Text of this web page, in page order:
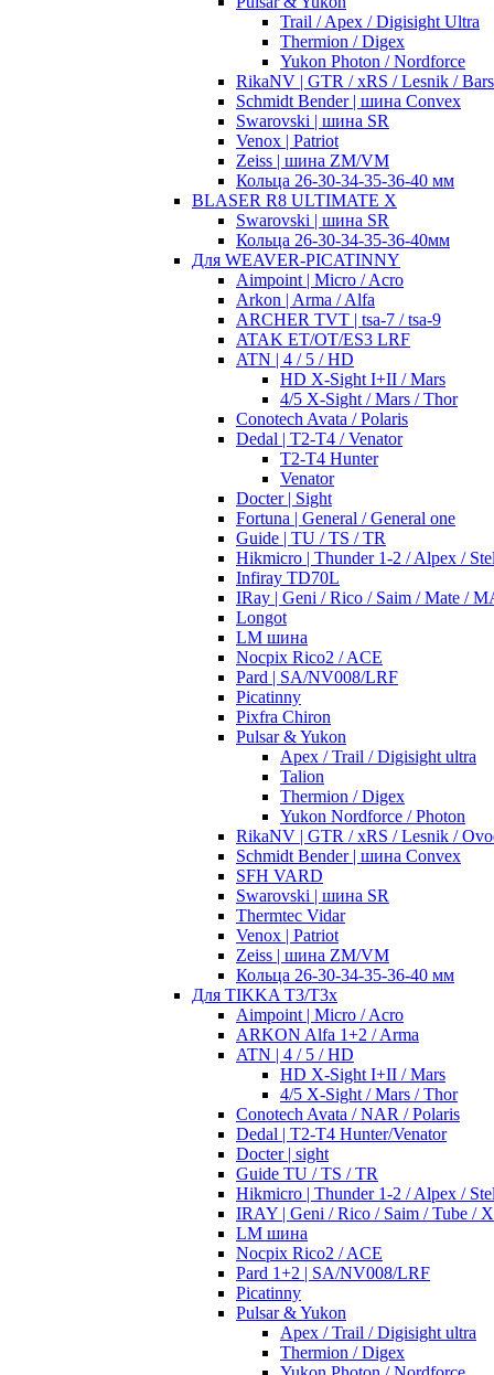
Trail / Apex / Digisight Ultra
Thermion / Digex
Yukon Photon / Nordforce
RikaNV | GTR / xRS / Lesnik /
Schmidt Bender | шина Convex
Swarovski | шина SR
Venox | Patriot
Zeiss | шина ZM/VM
Кольца 26-30-34-35-36-40 мм
BLASER R8 ULTIMATE X
Swarovski | шина SR
Кольца 26-30-34-35-36-40мм
Для WEAVER-PICATINNY
Aimpoint | Micro / Acro
Arkon | Arma / Alfa
ARCHER TVT | tsa-7 / tsa-9
ATAK ET/OT/ES3 LRF
ATN | 4 / 5 / HD
HD X-Sight I+II / Mars
4/5 X-Sight / Mars / Thor
Conotech Avata / Polaris
Dedal | T2-T4 / Venator
T2-T4 Hunter
Venator
Docter | Sight
Fortuna | General / General one
Guide | TU / TS / TR
Hikmicro | Thunder 1-2 / Alpex /
Infiray TD70L
IRay | Geni / Rico / Saim / Mate /
Longot
LM шина
Nocpix Rico2 / ACE
Pard | SA/NV008/LRF
Picatinny
Pixfra Chiron
Pulsar & Yukon
Apex / Trail / Digisight ultra
Talion
Thermion / Digex
Yukon Nordforce / Photon
RikaNV | GTR / xRS / Lesnik /
Schmidt Bender | шина Convex
SFH VARD
Swarovski | шина SR
Thermtec Vidar
Venox | Patriot
Zeiss | шина ZM/VM
Кольца 26-30-34-35-36-40 мм
Для TIKKA T3/T3x
Aimpoint | Micro / Acro
ARKON Alfa 1+2 / Arma
ATN | 4 / 5 / HD
HD X-Sight I+II / Mars
4/5 X-Sight / Mars / Thor
Conotech Avata / NAR / Polaris
Dedal | T2-T4 Hunter/Venator
Docter | sight
Guide TU / TS / TR
Hikmicro | Thunder 1-2 / Alpex /
IRAY | Geni / Rico / Saim / Tube /
LM шина
Nocpix Rico2 / ACE
Pard 1+2 | SA/NV008/LRF
Picatinny
Pulsar & Yukon
Apex / Trail / Digisight ultra
Thermion / Digex